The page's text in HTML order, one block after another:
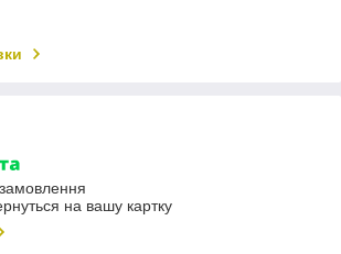
на вашу картку